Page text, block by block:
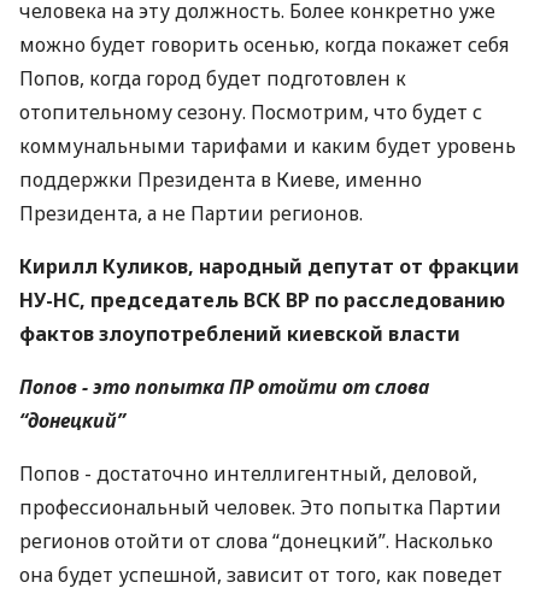
человека на эту должность. Более конкретно уже
можно будет говорить осенью, когда покажет себя
Попов, когда город будет подготовлен к
отопительному сезону. Посмотрим, что будет с
коммунальными тарифами и каким будет уровень
поддержки Президента в Киеве, именно
Президента, а не Партии регионов.
Кирилл Куликов, народный депутат от фракции
НУ-НС, председатель ВСК ВР по расследованию
фактов злоупотреблений киевской власти
Попов - это попытка ПР отойти от слова
“донецкий”
Попов - достаточно интеллигентный, деловой,
профессиональный человек. Это попытка Партии
регионов отойти от слова “донецкий”. Насколько
она будет успешной, зависит от того, как поведет